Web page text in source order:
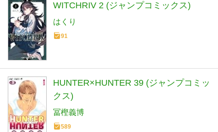
WITCHRIV 2 (ジャンプコミックス)
はくり
91
HUNTER×HUNTER 39 (ジャンプコミッ
クス)
冨樫義博
589